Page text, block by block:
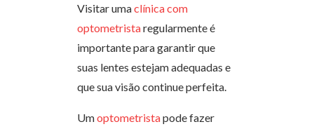
Visitar umaclínica com
optometristaregularmente é
importante para garantir que
suas lentes estejam adequadas e
que sua visão continue perfeita.
Umoptometristapode fazer